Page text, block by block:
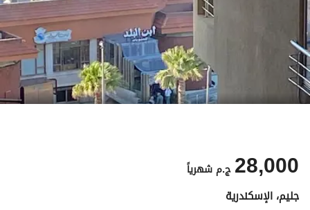
ج.م 28,000 شهرياً
جليم، الإسكندرية